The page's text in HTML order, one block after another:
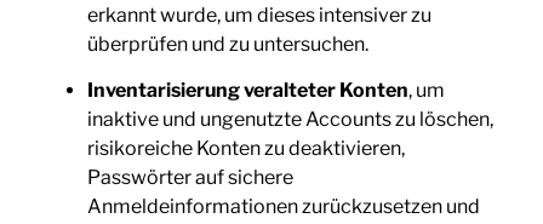
erkannt wurde, um dieses intensiver zu
überprüfen und zu untersuchen.
Inventarisierung veralteter Konten, um
inaktive und ungenutzte Accounts zu löschen,
risikoreiche Konten zu deaktivieren,
Passwörter auf sichere
Anmeldeinformationen zurückzusetzen und